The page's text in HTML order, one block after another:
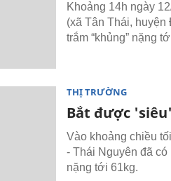
Khoảng 14h ngày
(xã Tân Thái,
trắm “khủng” nặng
THỊ TRƯỜNG
Bắt được
Vào khoảng chiều
- Thái Nguyên đã
nặng tới 61kg.